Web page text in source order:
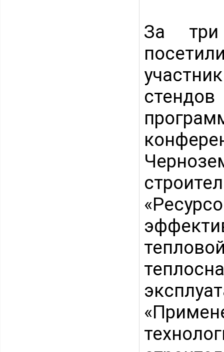
За три